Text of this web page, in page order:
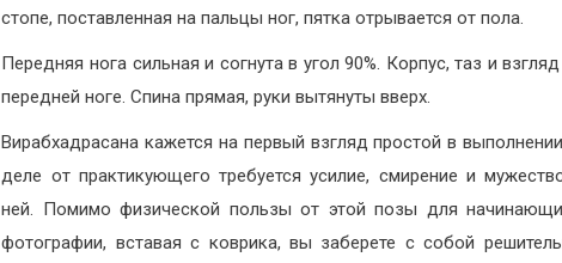
стопе, поставленная на пальцы ног, пятка отрывается от пола.
Передняя нога сильная и согнута в угол 90%. Корпус, таз и
передней ноге. Спина прямая, руки вытянуты вверх.
Вирабхадрасана кажется на первый взгляд простой в
деле от практикующего требуется усилие, смирение и
ней. Помимо физической пользы от этой позы для
фотографии, вставая с коврика, вы заберете с собой